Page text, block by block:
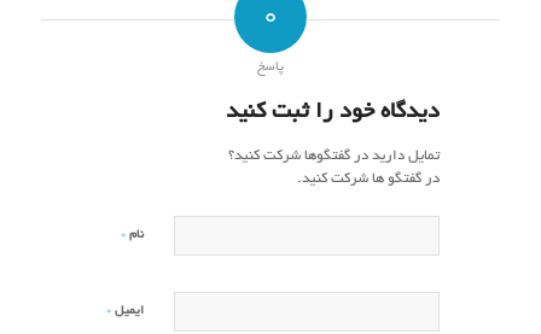
0
پاسخ
دیدگاه خود را ثبت کنید
تمایل دارید در گفتگوها شرکت کنید؟
در گفتگو ها شرکت کنید.
نام *
ایمیل *